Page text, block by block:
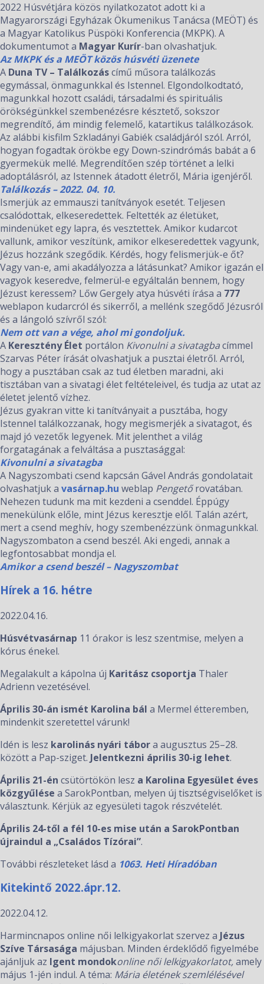
2022 Húsvétjára közös nyilatkozatot adott ki a
Magyarországi Egyházak Ökumenikus Tanácsa (MEÖT) és
a Magyar Katolikus Püspöki Konferencia (MKPK). A
dokumentumot a Magyar Kurír-ban olvashatjuk.
Az MKPK és a MEÖT közös húsvéti üzenete
A Duna TV – Találkozáscímű műsora találkozás
egymással, önmagunkkal és Istennel. Elgondolkodtató,
magunkkal hozott családi, társadalmi és spirituális
örökségünkkel szembenézésre késztető, sokszor
megrendítő, ám mindig felemelő, katartikus találkozások.
Az alábbi kisfilm Szkladányi Gabiék családjáról szól. Arról,
hogyan fogadtak örökbe egy Down-szindrómás babát a 6
gyermekük mellé. Megrendítően szép történet a lelki
adoptálásról, az Istennek átadott életről, Mária igenjéről.
Találkozás – 2022. 04. 10.
Ismerjük az emmauszi tanítványok esetét. Teljesen
csalódottak, elkeseredettek. Feltették az életüket,
mindenüket egy lapra, és vesztettek. Amikor kudarcot
vallunk, amikor veszítünk, amikor elkeseredettek vagyunk,
Jézus hozzánk szegődik. Kérdés, hogy felismerjük-e őt?
Vagy van-e, ami akadályozza a látásunkat? Amikor igazán el
vagyok keseredve, felmerül-e egyáltalán bennem, hogy
Jézust keressem? Lőw Gergely atya húsvéti írása a 777
weblapon kudarcról és sikerről, a mellénk szegődő Jézusról
és a lángoló szívről szól:
Nem ott van a vége, ahol mi gondoljuk.
A Keresztény Élet portálon Kivonulni a sivatagbacímmel
Szarvas Péter írását olvashatjuk a pusztai életről. Arról,
hogy a pusztában csak az tud életben maradni, aki
tisztában van a sivatagi élet feltételeivel, és tudja az utat az
életet jelentő vízhez.
Jézus gyakran vitte ki tanítványait a pusztába, hogy
Istennel találkozzanak, hogy megismerjék a sivatagot, és
majd jó vezetők legyenek. Mit jelenthet a világ
forgatagának a felváltása a pusztasággal:
Kivonulni a sivatagba
A Nagyszombati csend kapcsán Gável András gondolatait
olvashatjuk a vasárnap.hu weblap Pengetőrovatában.
Nehezen tudunk ma mit kezdeni a csenddel. Éppúgy
menekülünk előle, mint Jézus keresztje elől. Talán azért,
mert a csend meghív, hogy szembenézzünk önmagunkkal.
Nagyszombaton a csend beszél. Aki engedi, annak a
legfontosabbat mondja el.
Amikor a csend beszél – Nagyszombat
Hírek a 16. hétre
2022.04.16.
Húsvétvasárnap 11 órakor is lesz szentmise, melyen a
kórus énekel.
Megalakult a kápolna új Karitász csoportja Thaler
Adrienn vezetésével.
Április 30-án ismét Karolina bál a Mermel étte­remben,
mindenkit szeretettel várunk!
Idén is lesz karolinás nyári tábora augusztus 25–28.
között a Pap-sziget. Jelentkezni április 30-ig lehet.
Április 21-én csütörtökön lesz a Karolina Egyesület éves
közgyűlése a SarokPontban, melyen új tisztségviselőket is
választunk. Kérjük az egyesületi tagok részvételét.
Április 24-től a fél 10-es mise után a SarokPontban
újraindul a „Családos Tízórai”.
További részleteket lásd a 1063. Heti Híradóban
Kitekintő 2022.ápr.12.
2022.04.12.
Harmincnapos online női lelkigyakorlat szervez a Jézus
Szíve Társasága májusban. Minden érdeklődő figyelmébe
ajánljuk az Igent mondokonline női lelkigyakorlatot,amely
május 1-jén indul. A téma: Mária életének szemlélésével